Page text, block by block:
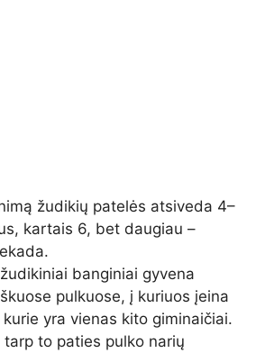
žudikių patelės atsiveda 4–
kartais 6, bet daugiau –
banginiai gyvena
pulkuose, į kuriuos įeina
yra vienas kito giminaičiai.
tarp to paties pulko narių